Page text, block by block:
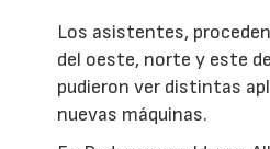
Los asistentes,
del oeste, norte y este
pudieron ver distintas
nuevas máquinas.